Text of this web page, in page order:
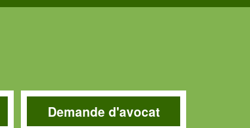
Demande d'avocat